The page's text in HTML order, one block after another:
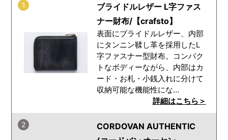
1
ブライドルレザー L字ファス
ナー財布/【crafsto】
表面にブライドルレザー、内部
にタンニン鞣し革を採用したL
字ファスナー型財布。コンパク
トなボディーながら、内部はカ
ード・お札・小銭入れに分けて
収納可能な機能性にな…
詳細はこちら＞
2
CORDOVAN AUTHENTIC